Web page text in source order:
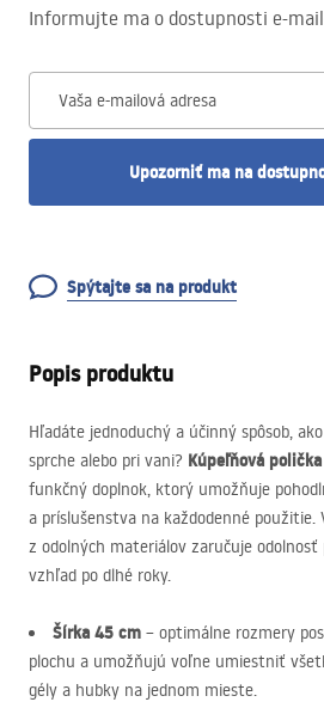
Informujte ma o dostupnosti e-
Vaša e-mailová adresa
Upozorniť ma na
Spýtajte sa na produkt
Popis produktu
Hľadáte jednoduchý a účinný spôsob,
sprche alebo pri vani? Kúpeľňová polička
funkčný doplnok, ktorý umožňuje
a príslušenstva na každodenné použitie.
z odolných materiálov zaručuje
vzhľad po dlhé roky.
Šírka 45 cm – optimálne rozmery
plochu a umožňujú voľne umiestniť
gély a hubky na jednom mieste.